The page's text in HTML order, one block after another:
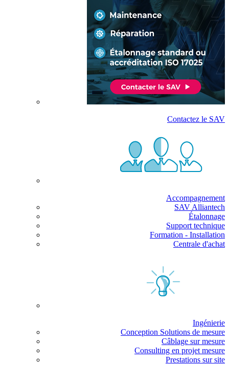
Contactez le SAV
Accompagnement
SAV Alliantech
Étalonnage
Support technique
Formation - Installation
Centrale d'achat
Ingénierie
Conception Solutions de mesure
Câblage sur mesure
Consulting en projet mesure
Prestations sur site